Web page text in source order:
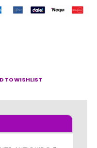
TO WISHLIST